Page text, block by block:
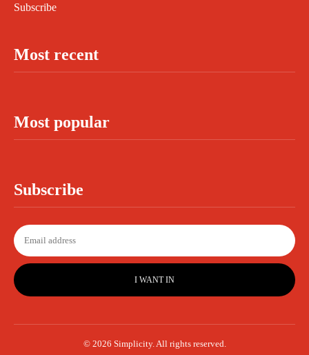
Subscribe
Most recent
Most popular
Subscribe
I WANT IN
© 2026 Simplicity. All rights reserved.